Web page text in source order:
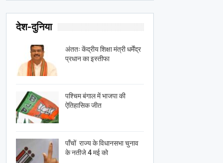
देश-दुनिया
अंततः केंद्रीय शिक्षा मंत्री धर्मेंद्र
प्रधान का इस्तीफा
पश्चिम बंगाल में भाजपा की
ऐतिहासिक जीत
पाँचों राज्य के विधानसभा चुनाव
के नतीजे 4 मई को